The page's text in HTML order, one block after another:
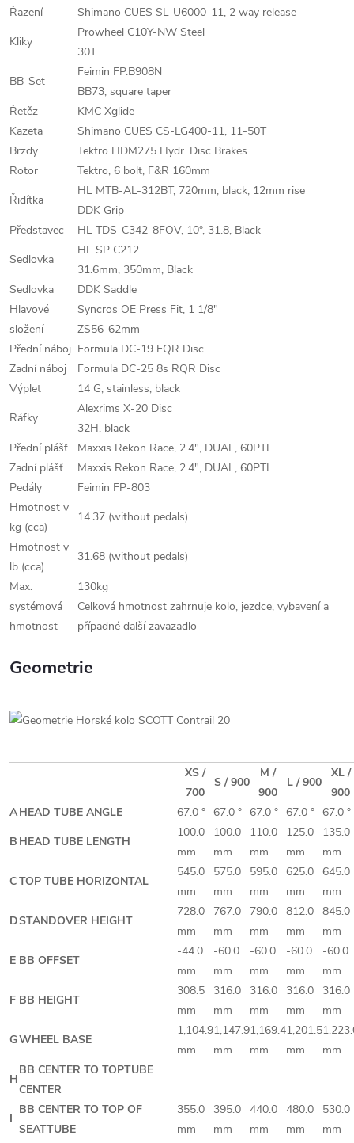
Řazení
Shimano CUES SL-U6000-11, 2 way release
Kliky
Prowheel C10Y-NW Steel
30T
BB-Set
Feimin FP.B908N
BB73, square taper
Řetěz
KMC Xglide
Kazeta
Shimano CUES CS-LG400-11, 11-50T
Brzdy
Tektro HDM275 Hydr. Disc Brakes
Rotor
Tektro, 6 bolt, F&R 160mm
Řidítka
HL MTB-AL-312BT, 720mm, black, 12mm rise
DDK Grip
Představec
HL TDS-C342-8FOV, 10°, 31.8, Black
Sedlovka
HL SP C212
31.6mm, 350mm, Black
Sedlovka
DDK Saddle
Hlavové
složení
Syncros OE Press Fit, 1 1/8"
ZS56-62mm
Přední náboj Formula DC-19 FQR Disc
Zadní náboj
Formula DC-25 8s RQR Disc
Výplet
14 G, stainless, black
Ráfky
Alexrims X-20 Disc
32H, black
Přední plášť
Maxxis Rekon Race, 2.4", DUAL, 60PTI
Zadní plášť
Maxxis Rekon Race, 2.4", DUAL, 60PTI
Pedály
Feimin FP-803
Hmotnost v
kg (cca)
14.37 (without pedals)
Hmotnost v
lb (cca)
31.68 (without pedals)
Max.
systémová
hmotnost
130kg
Celková hmotnost zahrnuje kolo, jezdce, vybavení a
případné další zavazadlo
Geometrie
XS /
700
S / 900
M /
900
L / 900
XL /
900
AHEAD TUBE ANGLE 67.0 ° 67.0 ° 67.0 ° 67.0 ° 67.0 °
B HEAD TUBE LENGTH
100.0
mm
100.0
mm
110.0
mm
125.0
mm
135.0
mm
CTOP TUBE HORIZONTAL
545.0
mm
575.0
mm
595.0
mm
625.0
mm
645.0
mm
DSTANDOVER HEIGHT
728.0
mm
767.0
mm
790.0
mm
812.0
mm
845.0
mm
E BB OFFSET
-44.0
mm
-60.0
mm
-60.0
mm
-60.0
mm
-60.0
mm
F BB HEIGHT
308.5
mm
316.0
mm
316.0
mm
316.0
mm
316.0
mm
GWHEEL BASE
1,104.9
mm
1,147.9
mm
1,169.4
mm
1,201.5
mm
mm
H
BB CENTER TO TOPTUBE
CENTER
I
BB CENTER TO TOP OF
SEATTUBE
355.0
mm
395.0
mm
440.0
mm
480.0
mm
530.0
mm